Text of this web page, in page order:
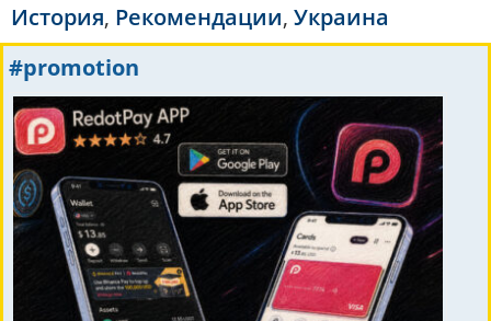
История, Рекомендации, Украина
#promotion